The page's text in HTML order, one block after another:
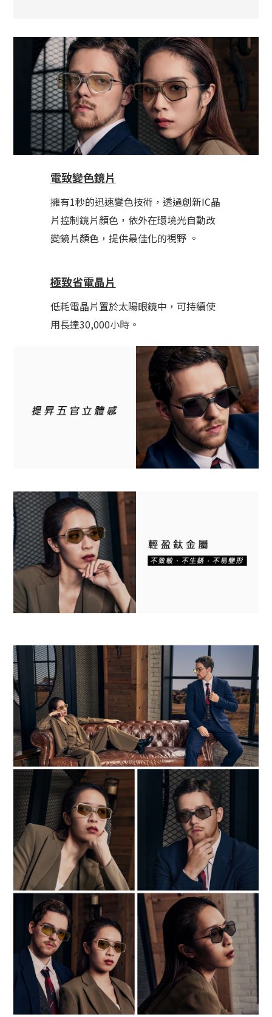
電致變色鏡片
擁有1秒的迅速變色技術，透過創新IC晶
片控制鏡片顏色，依外在環境光自動改
變鏡片顏色，提供最佳化的視野 。
極致省電晶片
低耗電晶片置於太陽眼鏡中，可持續使
用長達30,000小時。